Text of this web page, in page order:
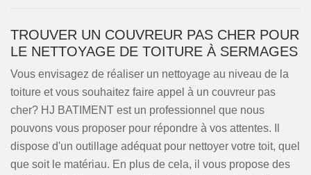
TROUVER UN COUVREUR PAS CHER POUR
LE NETTOYAGE DE TOITURE À SERMAGES
Vous envisagez de réaliser un nettoyage au niveau de la
toiture et vous souhaitez faire appel à un couvreur pas
cher? HJ BATIMENT est un professionnel que nous
pouvons vous proposer pour répondre à vos attentes. Il
dispose d'un outillage adéquat pour nettoyer votre toit, quel
que soit le matériau. En plus de cela, il vous propose des